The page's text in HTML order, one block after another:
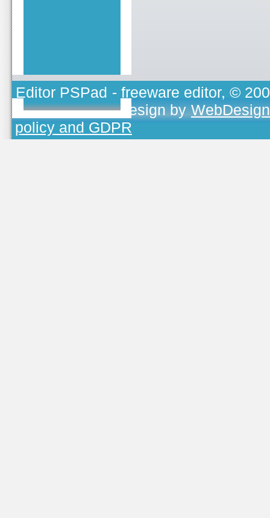
Editor PSPad - freeware editor, ©
TOJEONO.CZ, design by
policy and GDPR